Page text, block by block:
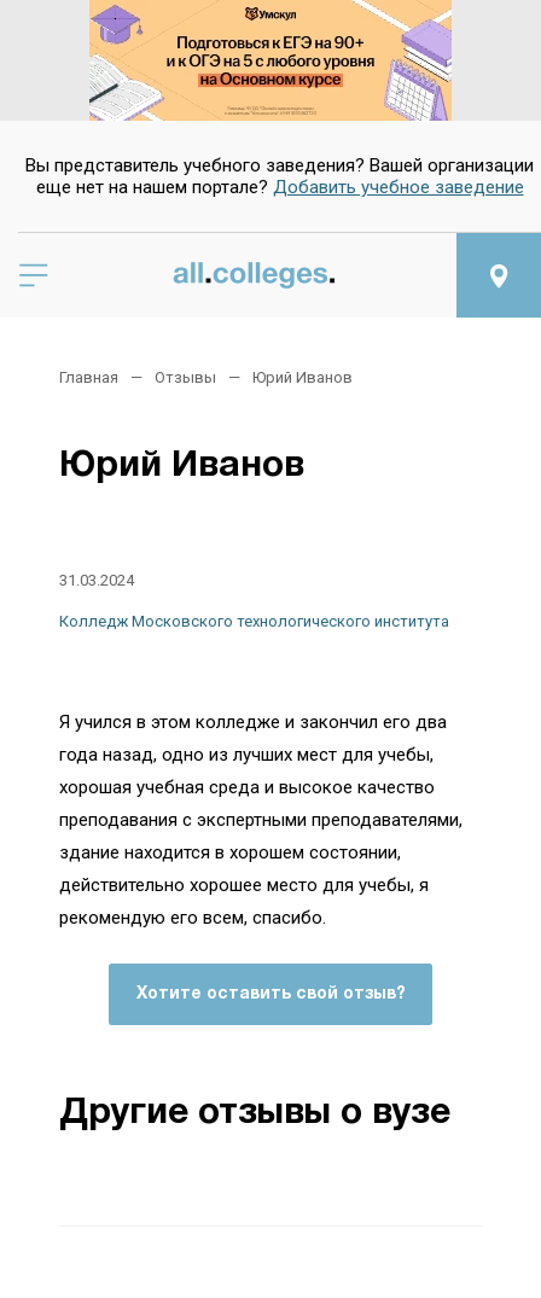
Вы представитель учебного заведения? Вашей организации
еще нет на нашем портале? Добавить учебное заведение
Главная Отзывы Юрий Иванов
Юрий Иванов
31.03.2024
Колледж Московского технологического института
Я учился в этом колледже и закончил его два
года назад, одно из лучших мест для учебы,
хорошая учебная среда и высокое качество
преподавания с экспертными преподавателями,
здание находится в хорошем состоянии,
действительно хорошее место для учебы, я
рекомендую его всем, спасибо.
Хотите оставить свой отзыв?
Другие отзывы о вузе